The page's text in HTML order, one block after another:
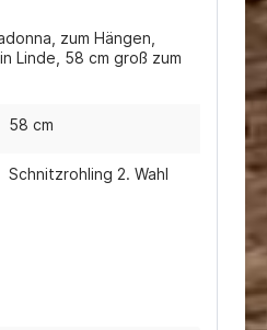
zum Hängen,
Linde, 58 cm groß zum
58 cm
Schnitzrohling 2. Wahl